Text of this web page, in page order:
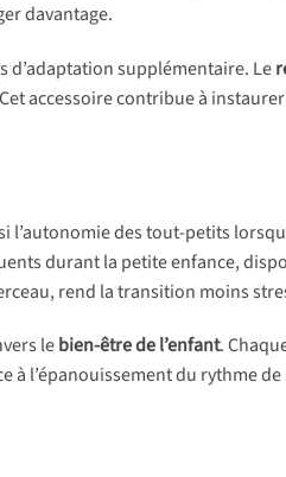
davantage.
d’adaptation supplémentaire. Le
accessoire contribue à
l’autonomie des tout-petits
durant la petite enfance,
rend la transition moins
lebien-être de l’enfant.
à l’épanouissement du rythme